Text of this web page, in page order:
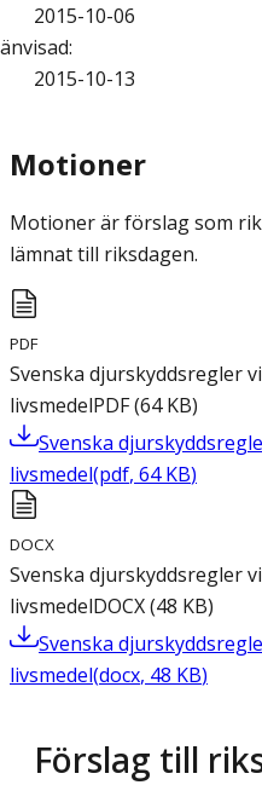
2015-10-06
:
2015-10-13
Motioner
Motioner är förslag som
lämnat till riksdagen.
PDF
Svenska djurskyddsregler
livsmedelPDF(64 KB)
Svenska
livsmedel(pdf, 64 KB)
DOCX
Svenska djurskyddsregler
livsmedelDOCX(48 KB)
Svenska
livsmedel(docx, 48 KB)
Förslag till